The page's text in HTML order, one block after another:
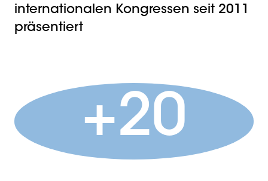
internationalen Kongressen seit 2011
präsentiert
+20